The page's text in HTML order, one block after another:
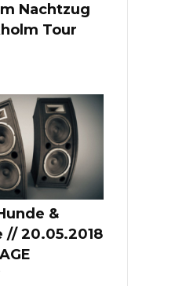
Nachtzug
Tour
&
// 20.05.2018